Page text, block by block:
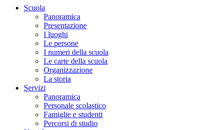
Scuola
Panoramica
Presentazione
I luoghi
Le persone
I numeri della scuola
Le carte della scuola
Organizzazione
La storia
Servizi
Panoramica
Personale scolastico
Famiglie e studenti
Percorsi di studio